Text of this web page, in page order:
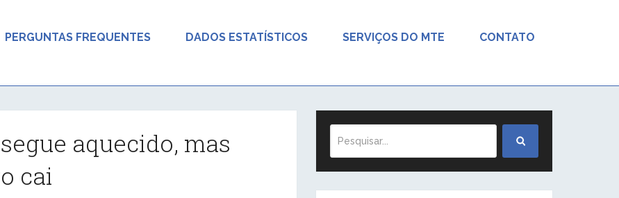
PERGUNTAS FREQUENTES DADOS ESTATÍSTICOS SERVIÇOS DO MTE CONTATO
aquecido, mas
cai